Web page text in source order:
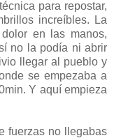
para repostar,
increíbles. La
en las manos,
no la podía ni abrir
llegar al pueblo y
se empezaba a
Y aquí empieza
fuerzas no llegabas